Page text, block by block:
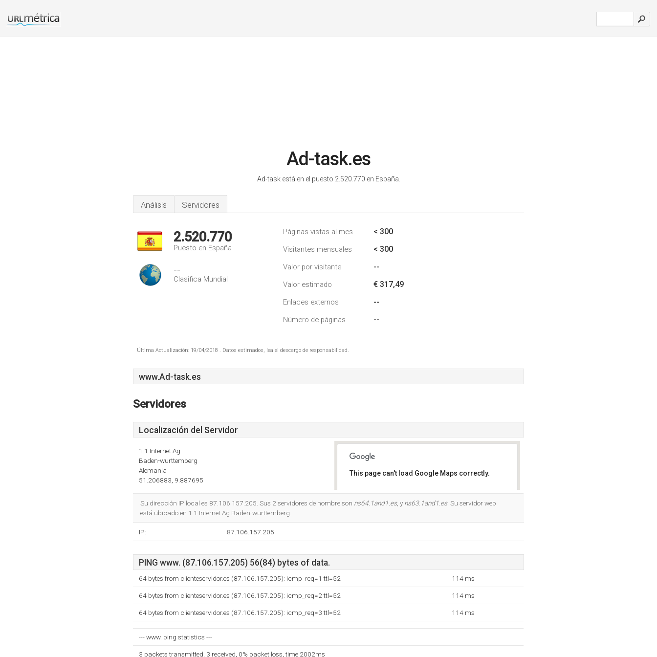
Ad-task.es
Ad-task está en el puesto 2.520.770 en España.
Análisis Servidores
2.520.770
Puesto en España
--
Clasifica Mundial
Páginas vistas al mes < 300
Visitantes mensuales < 300
Valor por visitante --
Valor estimado € 317,49
Enlaces externos --
Número de páginas --
Última Actualización: 19/04/2018 . Datos estimados, lea el descargo de responsabilidad.
www.Ad-task.es
Servidores
Localización del Servidor
1 1 Internet Ag
Baden-wurttemberg
Alemania
51.206883, 9.887695
This page can't load Google Maps correctly.
Su dirección IP local es 87.106.157.205. Sus 2 servidores de nombre son ns64.1and1.es, y ns63.1and1.es. Su servidor web
está ubicado en 1 1 Internet Ag Baden-wurttemberg.
IP: 87.106.157.205
PING www. (87.106.157.205) 56(84) bytes of data.
64 bytes from clienteservidor.es (87.106.157.205): icmp_req=1 ttl=52 114 ms
64 bytes from clienteservidor.es (87.106.157.205): icmp_req=2 ttl=52 114 ms
64 bytes from clienteservidor.es (87.106.157.205): icmp_req=3 ttl=52 114 ms
--- www. ping statistics ---
3 packets transmitted, 3 received, 0% packet loss, time 2002ms